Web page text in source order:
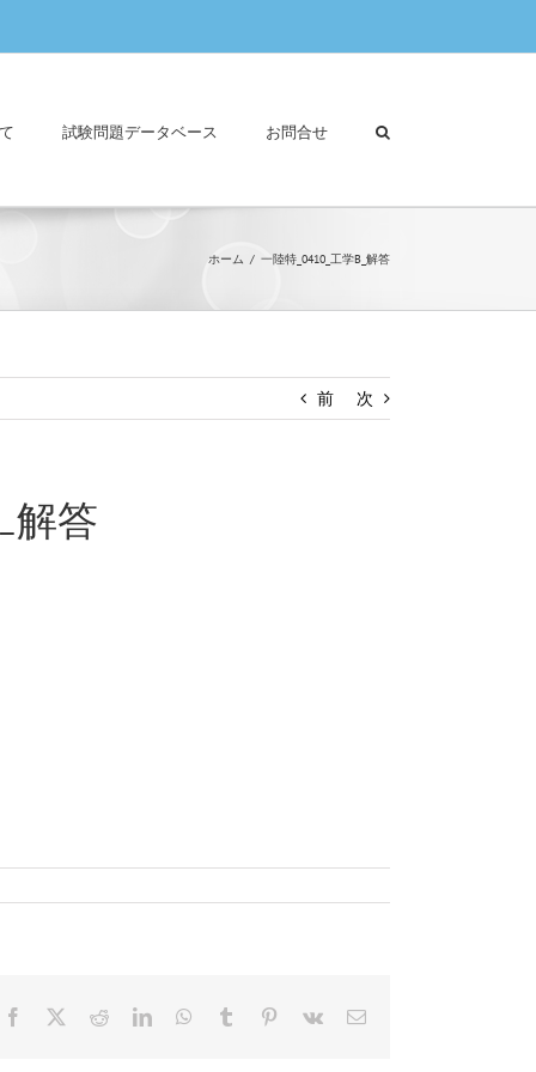
試験問題データベース お問合せ
ホーム 一陸特_0410_工学B_解答
前 次
解答
Facebook RedditLinkedInWhatsApp
Tumblr Pinterest
Vk
電